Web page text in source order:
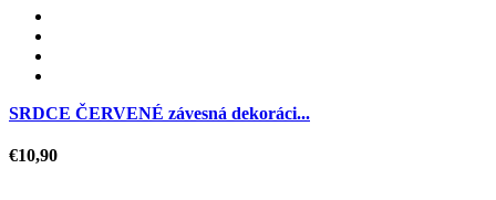
SRDCE ČERVENÉ závesná dekoráci...
€10,90